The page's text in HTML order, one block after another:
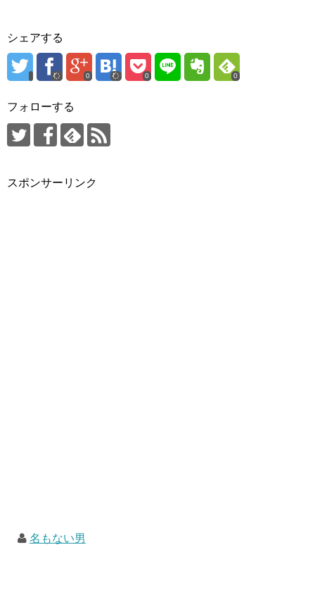
シェアする
0 0 0
フォローする
スポンサーリンク
名もない男